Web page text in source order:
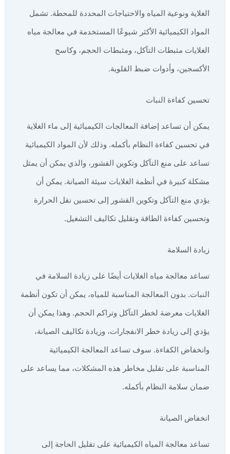
الغلاية ونوعية المياه والاحتياجات المحددة للمحطة. تشمل
المواد الكيميائية الأكثر شيوعًا المستخدمة في معالجة مياه
الغلايات مثبطات التآكل، ومثبطات الحجم، وكاسح
الأكسجين، وأدوات ضبط القلوية.
تحسين كفاءة النبات
يمكن أن تساعد إضافة المعالجات الكيميائية إلى ماء الغلاية
في تحسين كفاءة النظام بأكمله. وذلك لأن المواد الكيميائية
تساعد على منع التآكل وتكوين القشور، والذي يمكن أن يمثل
مشكلة كبيرة في أنظمة الغلايات سيئة الصيانة. يمكن أن
يؤدي منع التآكل وتكوين القشور إلى تحسين نقل الحرارة
وتحسين كفاءة الطاقة وتقليل تكاليف التشغيل.
زيادة السلامة
تساعد معالجة مياه الغلايات أيضًا على زيادة السلامة في
النبات. بدون المعالجة المناسبة للمياه، يمكن أن تكون أنظمة
الغلايات معرضة لخطر التآكل وتراكم الحجم. وهذا يمكن أن
يؤدي إلى زيادة خطر الانفجارات، وزيادة تكاليف الصيانة،
وانخفاض الكفاءة. سوف تساعد المعالجة الكيميائية
المناسبة على تقليل مخاطر هذه المشكلات، مما يساعد على
ضمان سلامة النظام بأكمله.
انخفاض الصيانة
تساعد معالجة المياه الكيميائية على تقليل الحاجة إلى